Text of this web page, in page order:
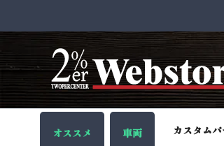
オススメ 車両 カスタム